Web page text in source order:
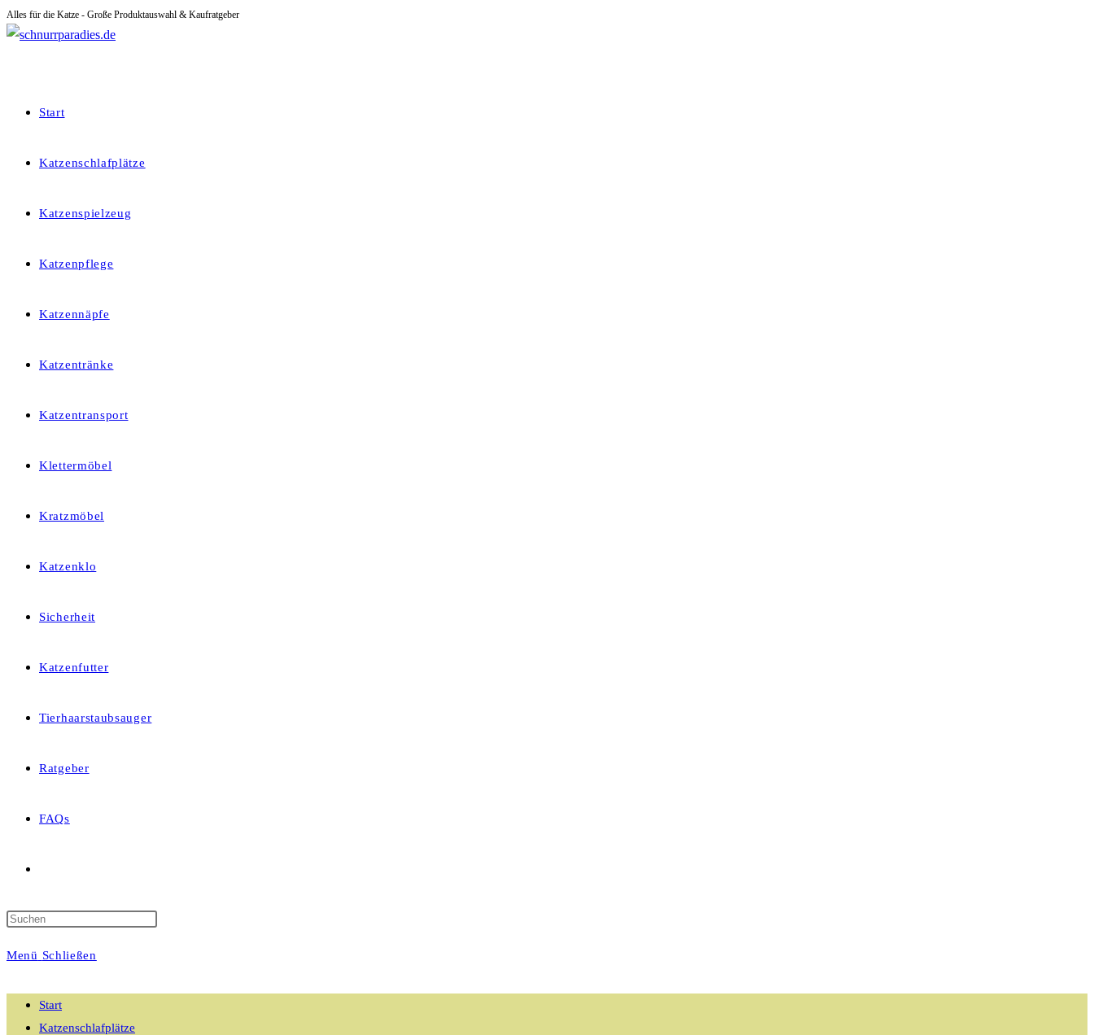
Zum
Inhalt
Alles für die Katze - Große Produktauswahl & Kaufratgeber
Start
Katzenschlafplätze
Katzenspielzeug
Katzenpflege
Katzennäpfe
Katzentränke
Katzentransport
Klettermöbel
Kratzmöbel
Katzenklo
Sicherheit
Katzenfutter
Tierhaarstaubsauger
Ratgeber
FAQs
Suche
Menü Schließen
Start
Katzenschlafplätze